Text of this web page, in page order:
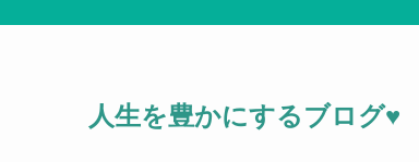
人生を豊かにするブログ♥